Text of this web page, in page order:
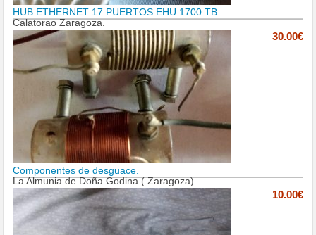
HUB ETHERNET 17 PUERTOS EHU 1700 TB
Calatorao Zaragoza.
30.00€
Componentes de desguace.
La Almunia de Doña Godina ( Zaragoza)
10.00€